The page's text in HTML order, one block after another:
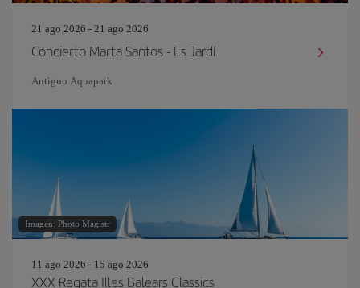
21 ago 2026 - 21 ago 2026
Concierto Marta Santos - Es Jardí
Antiguo Aquapark
Imagen: Photo Magistr
11 ago 2026 - 15 ago 2026
XXX Regata Illes Balears Classics